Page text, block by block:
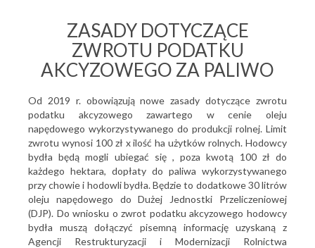
ZASADY DOTYCZĄCE
ZWROTU PODATKU
AKCYZOWEGO ZA PALIWO
Od 2019 r. obowiązują nowe zasady dotyczące zwrotu
podatku akcyzowego zawartego w cenie oleju
napędowego wykorzystywanego do produkcji rolnej. Limit
zwrotu wynosi 100 zł x ilość ha użytków rolnych. Hodowcy
bydła będą mogli ubiegać się , poza kwotą 100 zł do
każdego hektara, dopłaty do paliwa wykorzystywanego
przy chowie i hodowli bydła. Będzie to dodatkowe 30 litrów
oleju napędowego do Dużej Jednostki Przeliczeniowej
(DJP). Do wniosku o zwrot podatku akcyzowego hodowcy
bydła muszą dołączyć pisemną informację uzyskaną z
Agencji Restrukturyzacji i Modernizacji Rolnictwa